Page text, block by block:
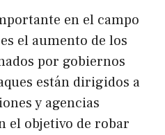
en el campo
el aumento de los
por gobiernos
están dirigidos a
y agencias
el objetivo de robar